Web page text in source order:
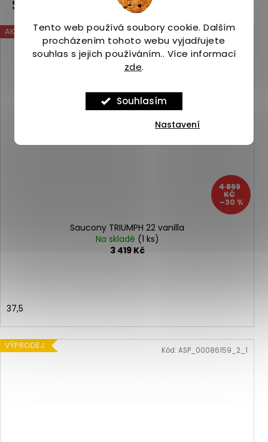
Tento web používá soubory cookie. Dalším
procházením tohoto webu vyjadřujete
souhlas s jejich používáním.. Více informací
zde.
Souhlasím
Nastavení
Související produkty
AKCE
4 899
KČ
–30 %
Saucony TRIUMPH 22 vanilla
Na skladě (1 ks)
3 419 Kč
37,5
ASP_00097378_4_1
VÝPRODEJ Kód: ASP_00086159_2_1